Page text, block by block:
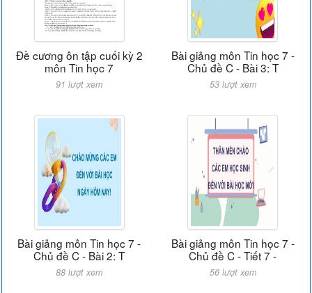
Đề cương ôn tập cuối kỳ 2
môn Tin học 7
91 lượt xem
Bài giảng môn Tin học 7 -
Chủ đề C - Bài 3: T
53 lượt xem
Bài giảng môn Tin học 7 -
Chủ đề C - Bài 2: T
88 lượt xem
Bài giảng môn Tin học 7 -
Chủ đề C - Tiết 7 -
56 lượt xem